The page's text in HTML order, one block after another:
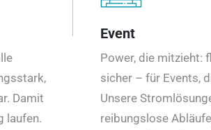
Damit
laufen.
Event
Power, die mitzieht:
sicher – für Events,
Unsere
reibungslose